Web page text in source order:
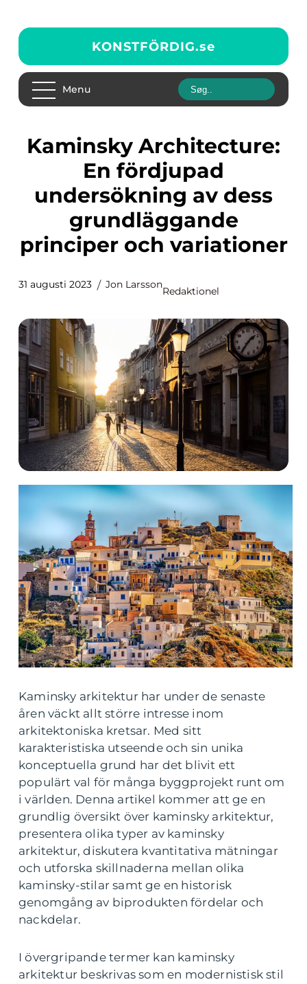
KONSTFÖRDIG.se
Menu
Kaminsky Architecture:
En fördjupad
undersökning av dess
grundläggande
principer och variationer
31 augusti 2023 Jon Larsson
Redaktionel
Kaminsky arkitektur har under de senaste
åren väckt allt större intresse inom
arkitektoniska kretsar. Med sitt
karakteristiska utseende och sin unika
konceptuella grund har det blivit ett
populärt val för många byggprojekt runt om
i världen. Denna artikel kommer att ge en
grundlig översikt över kaminsky arkitektur,
presentera olika typer av kaminsky
arkitektur, diskutera kvantitativa mätningar
och utforska skillnaderna mellan olika
kaminsky-stilar samt ge en historisk
genomgång av biprodukten fördelar och
nackdelar.
I övergripande termer kan kaminsky
arkitektur beskrivas som en modernistisk stil